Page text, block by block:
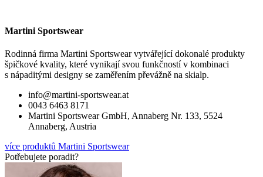
Martini Sportswear
Rodinná firma Martini Sportswear vytvářející dokonalé produkty
špičkové kvality, které vynikají svou funkčností v kombinaci
s nápaditými designy se zaměřením převážně na skialp.
info@martini-sportswear.at
0043 6463 8171
Martini Sportswear GmbH, Annaberg Nr. 133, 5524
Annaberg, Austria
více produktů Martini Sportswear
Potřebujete poradit?